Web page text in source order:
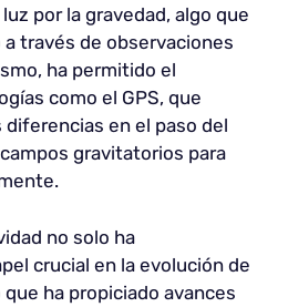
por la gravedad, algo que
través de observaciones
ha permitido el
como el GPS, que
en el paso del
gravitatorios para
no solo ha
crucial en la evolución de
ha propiciado avances